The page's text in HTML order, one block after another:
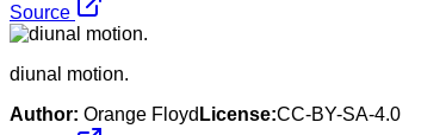
Source
diunal motion.
Author: Orange Floyd License:CC-BY-SA-4.0